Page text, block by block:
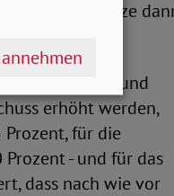
liegen die Sätze
Verpflegung und
erhöht werden,
für die
- und für das
dass nach wie vor